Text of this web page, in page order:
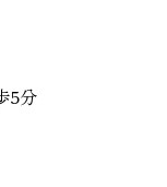
5分